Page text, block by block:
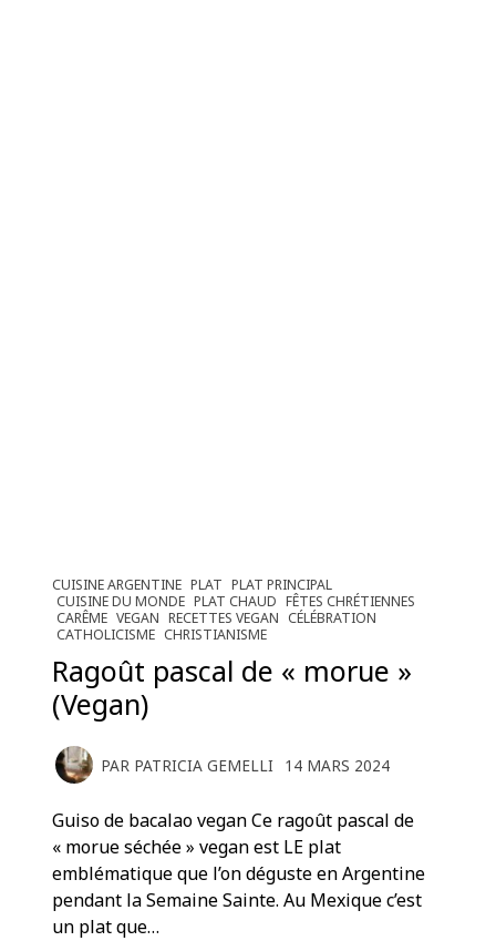
CUISINE ARGENTINE PLAT PLAT PRINCIPAL
CUISINE DU MONDE PLAT CHAUD FÊTES CHRÉTIENNES
CARÊME VEGAN RECETTES VEGAN CÉLÉBRATION
CATHOLICISME CHRISTIANISME
Ragoût pascal de « morue »
(Vegan)
PAR PATRICIA GEMELLI 14 MARS 2024
Guiso de bacalao vegan Ce ragoût pascal de
« morue séchée » vegan est LE plat
emblématique que l’on déguste en Argentine
pendant la Semaine Sainte. Au Mexique c’est
un plat que…